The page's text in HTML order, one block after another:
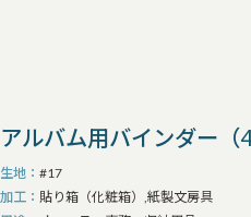
アルバム用バインダー（
生地
#17
加工
貼り箱（化粧箱）,紙製文房具